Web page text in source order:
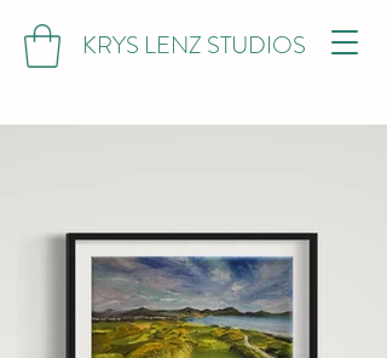
KRYS LENZ STUDIOS